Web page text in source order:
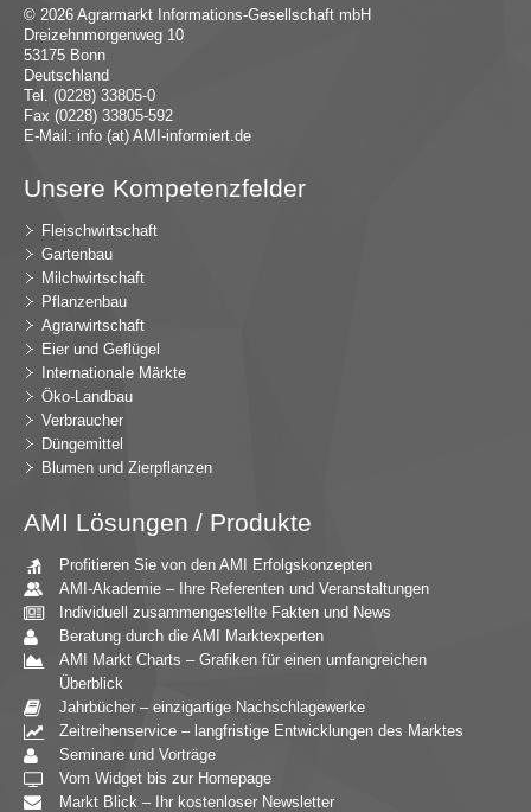
© 2026 Agrarmarkt Informations-Gesellschaft mbH
Dreizehnmorgenweg 10
53175 Bonn
Deutschland
Tel. (0228) 33805-0
Fax (0228) 33805-592
E-Mail: info (at) AMI-informiert.de
Unsere Kompetenzfelder
Fleischwirtschaft
Gartenbau
Milchwirtschaft
Pflanzenbau
Agrarwirtschaft
Eier und Geflügel
Internationale Märkte
Öko-Landbau
Verbraucher
Düngemittel
Blumen und Zierpflanzen
AMI Lösungen / Produkte
Profitieren Sie von den AMI Erfolgskonzepten
AMI-Akademie – Ihre Referenten und Veranstaltungen
Individuell zusammengestellte Fakten und News
Beratung durch die AMI Marktexperten
AMI Markt Charts – Grafiken für einen umfangreichen
Überblick
Jahrbücher – einzigartige Nachschlagewerke
Zeitreihenservice – langfristige Entwicklungen des Marktes
Seminare und Vorträge
Vom Widget bis zur Homepage
Markt Blick – Ihr kostenloser Newsletter